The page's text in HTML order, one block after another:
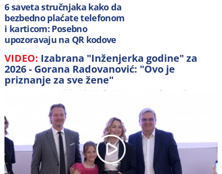
6 saveta stručnjaka kako da
bezbedno plaćate telefonom
i karticom: Posebno
upozoravaju na QR kodove
VIDEO: Izabrana "Inženjerka godine" za
2026 - Gorana Radovanović: "Ovo je
priznanje za sve žene"
Play